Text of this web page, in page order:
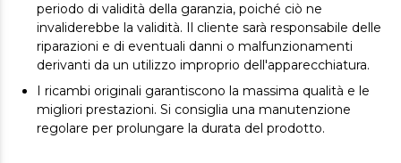
periodo di validità della garanzia, poiché ciò ne
invaliderebbe la validità. Il cliente sarà responsabile delle
riparazioni e di eventuali danni o malfunzionamenti
derivanti da un utilizzo improprio dell'apparecchiatura.
I ricambi originali garantiscono la massima qualità e le
migliori prestazioni. Si consiglia una manutenzione
regolare per prolungare la durata del prodotto.